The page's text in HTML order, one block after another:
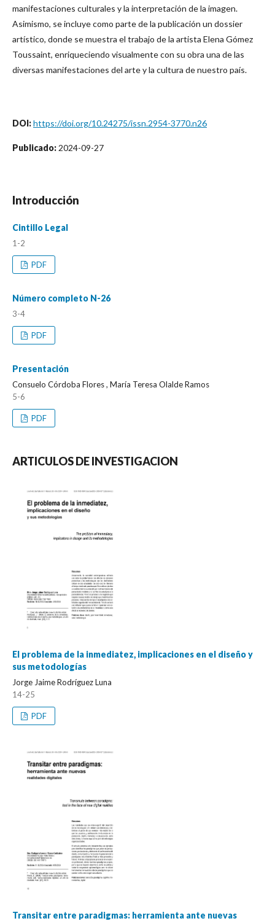
manifestaciones culturales y la interpretación de la imagen.
Asimismo, se incluye como parte de la publicación un dossier
artístico, donde se muestra el trabajo de la artista Elena Gómez
Toussaint, enriqueciendo visualmente con su obra una de las
diversas manifestaciones del arte y la cultura de nuestro país.
DOI:https://doi.org/10.24275/issn.2954-3770.n26
Publicado: 2024-09-27
Introducción
Cintillo Legal
1-2
PDF
Número completo N-26
3-4
PDF
Presentación
Consuelo Córdoba Flores , María Teresa Olalde Ramos
5-6
PDF
ARTICULOS DE INVESTIGACION
El problema de la inmediatez, implicaciones en el diseño y
sus metodologías
Jorge Jaime Rodríguez Luna
14-25
PDF
Transitar entre paradigmas: herramienta ante nuevas